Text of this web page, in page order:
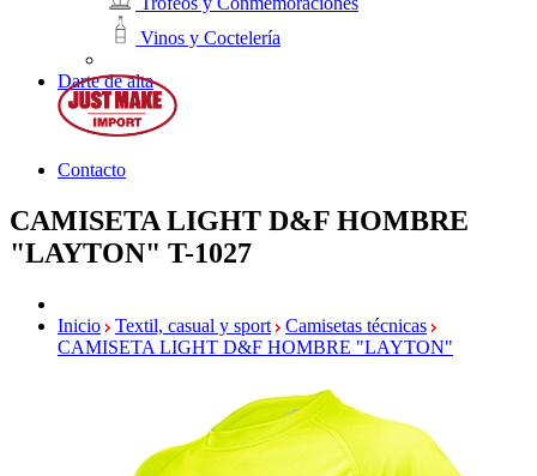
Vinos y Coctelería
Darte de alta
Contacto
CAMISETA LIGHT D&F HOMBRE
"LAYTON" T-1027
Inicio Textil, casual y sport
Camisetas técnicas
CAMISETA LIGHT D&F HOMBRE "LAYTON"